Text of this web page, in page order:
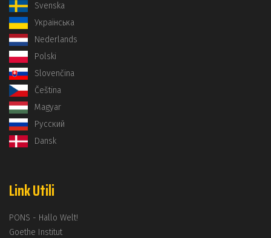
Svenska
Українська
Nederlands
Polski
Slovenčina
Čeština
Magyar
Русский
Dansk
Link Utili
PONS - Hallo Welt!
Goethe Institut